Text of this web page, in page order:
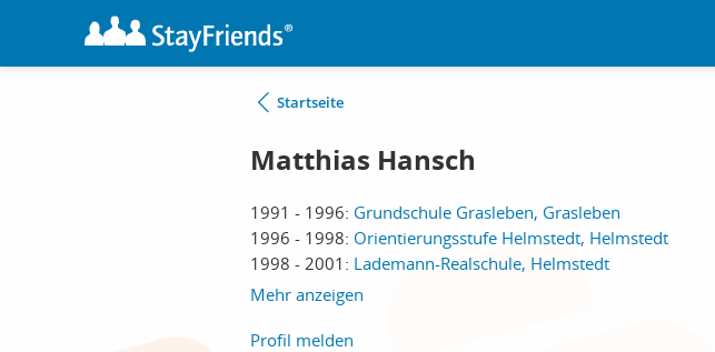
Startseite
Matthias Hansch
1991 - 1996: Grundschule Grasleben, Grasleben
1996 - 1998: Orientierungsstufe Helmstedt, Helmstedt
1998 - 2001: Lademann-Realschule, Helmstedt
Mehr anzeigen
Profil melden